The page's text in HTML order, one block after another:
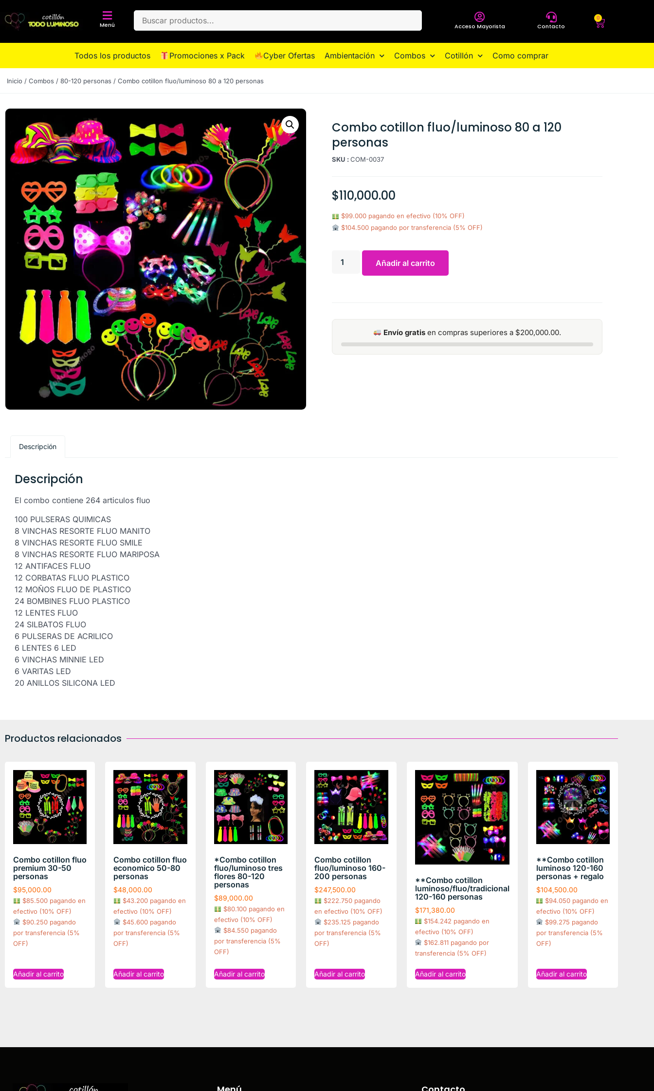
Menú Acceso Mayorista Contacto
0
Todos los productos Promociones x Pack Cyber Ofertas Ambientación Combos Cotillón Como comprar
Inicio / Combos / 80-120 personas / Combo cotillon fluo/luminoso 80 a 120 personas
Combo cotillon fluo/luminoso 80 a 120
personas
SKU :COM-0037
$110,000.00
$99.000 pagando en efectivo (10% OFF)
$104.500 pagando por transferencia (5% OFF)
Añadir al carrito
Envío gratis en compras superiores a $200,000.00.
Descripción
Descripción
El combo contiene 264 articulos fluo
100 PULSERAS QUIMICAS
8 VINCHAS RESORTE FLUO MANITO
8 VINCHAS RESORTE FLUO SMILE
8 VINCHAS RESORTE FLUO MARIPOSA
12 ANTIFACES FLUO
12 CORBATAS FLUO PLASTICO
12 MOÑOS FLUO DE PLASTICO
24 BOMBINES FLUO PLASTICO
12 LENTES FLUO
24 SILBATOS FLUO
6 PULSERAS DE ACRILICO
6 LENTES 6 LED
6 VINCHAS MINNIE LED
6 VARITAS LED
20 ANILLOS SILICONA LED
Productos relacionados
Combo cotillon fluo
premium 30-50
personas
$95,000.00
$85.500 pagando en
efectivo (10% OFF)
$90.250 pagando
por transferencia (5%
OFF)
Añadir al carrito
Combo cotillon fluo
economico 50-80
personas
$48,000.00
$43.200 pagando en
efectivo (10% OFF)
$45.600 pagando
por transferencia (5%
OFF)
Añadir al carrito
*Combo cotillon
fluo/luminoso tres
flores 80-120
personas
$89,000.00
$80.100 pagando en
efectivo (10% OFF)
$84.550 pagando
por transferencia (5%
OFF)
Añadir al carrito
Combo cotillon
fluo/luminoso 160-
200 personas
$247,500.00
$222.750 pagando
en efectivo (10% OFF)
$235.125 pagando
por transferencia (5%
OFF)
Añadir al carrito
**Combo cotillon
luminoso/fluo/tradicional
120-160 personas
$171,380.00
$154.242 pagando en
efectivo (10% OFF)
$162.811 pagando por
transferencia (5% OFF)
Añadir al carrito
**Combo cotillon
luminoso 120-160
personas + regalo
$104,500.00
$94.050 pagando en
efectivo (10% OFF)
$99.275 pagando
por transferencia (5%
OFF)
Añadir al carrito